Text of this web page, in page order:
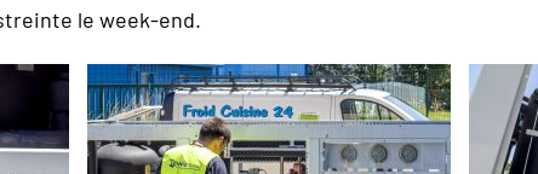
le week-end.